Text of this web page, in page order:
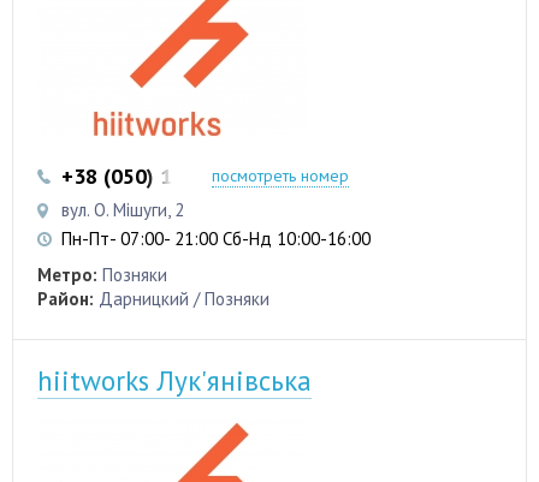
+38 (050) 103 22 22 +38 (050) 103 22 22
посмотреть номер
вул. О. Мішуги, 2
Пн-Пт- 07:00- 21:00 Сб-Нд 10:00-16:00
Метро: Позняки
Район: Дарницкий / Позняки
hiitworks Лук'янівська